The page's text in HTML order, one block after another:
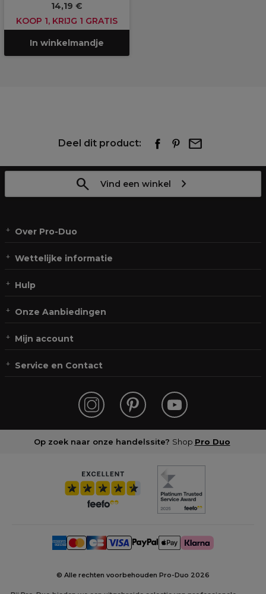
14,19 €
KOOP 1, KRIJG 1 GRATIS
In winkelmandje
Deel dit product:
Vind een winkel
Over Pro-Duo
Wettelijke informatie
Hulp
Onze Aanbiedingen
Mijn account
Service en Contact
Op zoek naar onze handelssite? Shop Pro Duo
© Alle rechten voorbehouden Pro-Duo 2026